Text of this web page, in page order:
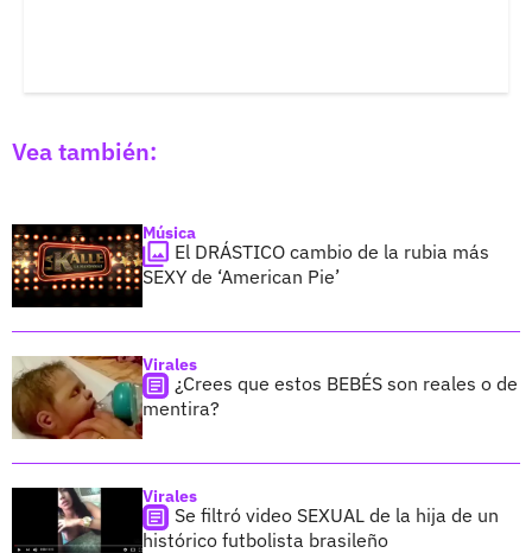
Vea también:
Música
El DRÁSTICO cambio de la rubia más
SEXY de ‘American Pie’
Virales
¿Crees que estos BEBÉS son reales o de
mentira?
Virales
Se filtró video SEXUAL de la hija de un
histórico futbolista brasileño